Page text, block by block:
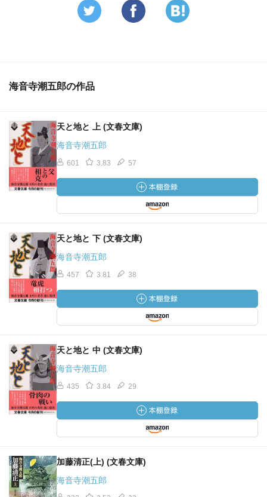
海音寺潮五郎の作品
天と地と 上 (文春文庫)
海音寺潮五郎
601 3.83 57
天と地と 下 (文春文庫)
海音寺潮五郎
457 3.81 38
天と地と 中 (文春文庫)
海音寺潮五郎
435 3.84 29
加藤清正(上) (文春文庫)
海音寺潮五郎